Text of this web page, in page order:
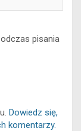
pisania
Dowiedz się,
komentarzy.